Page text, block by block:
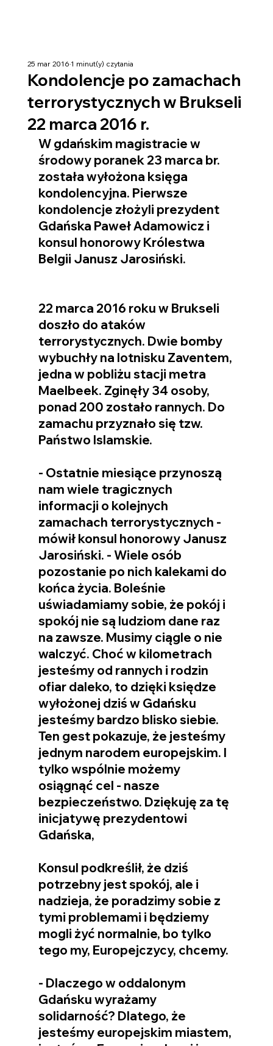
Kondolencje po zamachach
terrorystycznych w Brukseli
22 marca 2016 r.
25 mar 20161 minut(y) czytania
W gdańskim magistracie w
środowy poranek 23 marca br.
została wyłożona księga
kondolencyjna. Pierwsze
kondolencje złożyli prezydent
Gdańska Paweł Adamowicz i
konsul honorowy Królestwa
Belgii Janusz Jarosiński.
22 marca 2016 roku w Brukseli
doszło do ataków
terrorystycznych. Dwie bomby
wybuchły na lotnisku Zaventem,
jedna w pobliżu stacji metra
Maelbeek. Zginęły 34 osoby,
ponad 200 zostało rannych. Do
zamachu przyznało się tzw.
Państwo Islamskie.
- Ostatnie miesiące przynoszą
nam wiele tragicznych
informacji o kolejnych
zamachach terrorystycznych -
mówił konsul honorowy Janusz
Jarosiński. - Wiele osób
pozostanie po nich kalekami do
końca życia. Boleśnie
uświadamiamy sobie, że pokój i
spokój nie są ludziom dane raz
na zawsze. Musimy ciągle o nie
walczyć. Choć w kilometrach
jesteśmy od rannych i rodzin
ofiar daleko, to dzięki księdze
wyłożonej dziś w Gdańsku
jesteśmy bardzo blisko siebie.
Ten gest pokazuje, że jesteśmy
jednym narodem europejskim. I
tylko wspólnie możemy
osiągnąć cel - nasze
bezpieczeństwo. Dziękuję za tę
inicjatywę prezydentowi
Gdańska,
Konsul podkreślił, że dziś
potrzebny jest spokój, ale i
nadzieja, że poradzimy sobie z
tymi problemami i będziemy
mogli żyć normalnie, bo tylko
tego my, Europejczycy, chcemy.
- Dlaczego w oddalonym
Gdańsku wyrażamy
solidarność? Dlatego, że
jesteśmy europejskim miastem,